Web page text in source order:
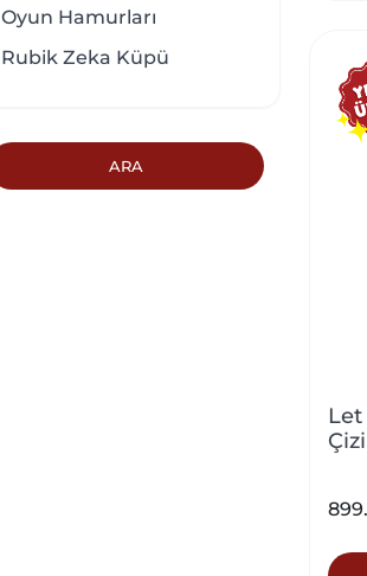
Oyun Hamurları
Rubik Zeka Küpü
ARA